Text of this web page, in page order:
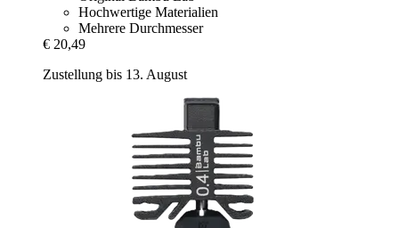
Hochwertige Materialien
Mehrere Durchmesser
€ 20,49
Zustellung bis 13. August